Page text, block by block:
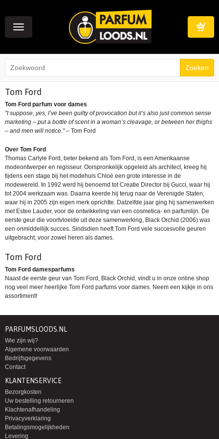
Toggle
navigation
Tom Ford
Tom Ford parfum voor dames
"I suppose, yes, I’ve been guilty of provocation but it’s also just common sense
marketing – put a bottle of scent in a woman’s cleavage, or between her thighs
– and men will notice."– Tom Ford
Over Tom Ford
Thomas Carlyle Ford, beter bekend als Tom Ford, is een Amerikaanse
modeontwerper en regisseur. Oorspronkelijk opgeleid als architect, kreeg hij
tijdens een stage bij het modehuis Chloé een grote interesse in de
modewereld. In 1992 werd hij benoemd tot Creatie Director bij Gucci, waar hij
tot 2004 werkzaam was. Daarna keerde hij terug naar de Verenigde Staten,
waar hij in 2005 zijn eigen merk oprichtte. Datzelfde jaar ging hij samenwerken
met Estee Lauder, voor de ontwikkeling van een cosmetica- en parfumlijn. De
eerste geur die voortvloeide uit deze samenwerking, Black Orchid (2006) was
een onmiddellijk succes. Sindsdien heeft Tom Ford vele succesvolle geuren
uitgebracht, voor zowel heren als dames.
Tom Ford
Tom Ford damesparfums
Naast de eerste geur van Tom Ford, Black Orchid , vindt u in onze online shop
nog veel meer heerlijke Tom Ford parfums voor dames. Neem een kijkje in ons
assortiment!
PARFUMSLOODS.NL
Wie zijn wij?
Algemene voorwaarden
Bedrijfsgegevens
Contact
KLANTENSERVICE
Bezorgkosten
Uw bestelling retourneren
Klachtenafhandeling
Privacyverklaring
Betalingsmogelijkheden
Levering